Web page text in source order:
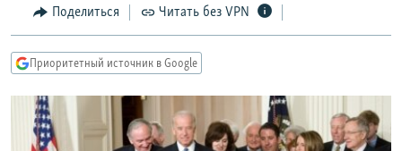
главной
навигации
Вернутся
поиску
КУЛЬТУРА
IDEL.РЕАЛИИ
КАВКАЗ.РЕАЛИИ
СЕВЕР.РЕАЛИИ
СИБИРЬ.РЕАЛИИ
Поделиться Читать без VPN
Приоритетный источник в Google